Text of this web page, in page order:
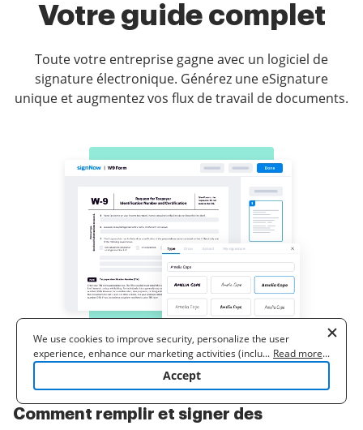
Votre guide complet
Toute votre entreprise gagne avec un logiciel de
signature électronique. Générez une eSignature
unique et augmentez vos flux de travail de documents.
Comment remplir et signer des
We use cookies to improve security, personalize the user
experience, enhance our marketing activities (including
cooperating with our 3rd party partners) and for other business
to learn more. By clicking "Accept"
... Read more...
Accept